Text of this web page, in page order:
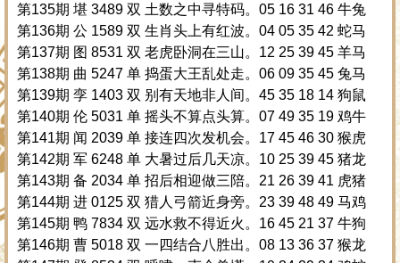
第135期 堪 3489 双 土数之中寻特码。05 16 31 46 牛兔
第136期 公 1589 双 生肖头上有红波。04 05 35 42 蛇马
第137期 图 8531 双 老虎卧洞在三山。12 25 39 45 羊马
第138期 曲 5247 单 捣蛋大王乱处走。06 09 35 45 兔马
第139期 孪 1403 双 别有天地非人间。45 35 18 14 狗鼠
第140期 伦 5031 单 摇头不算点头算。07 49 35 19 鸡牛
第141期 闻 2039 单 接连四次发机会。17 45 46 30 猴虎
第142期 军 6248 单 大暑过后几天凉。10 25 39 45 猪龙
第143期 备 2034 单 招后相迎做三陪。21 26 39 41 虎猪
第144期 进 0125 双 猎人弓箭近身旁。23 39 48 49 马鸡
第145期 鸭 7834 双 远水救不得近火。16 45 21 37 牛狗
第146期 曹 5018 双 一四结合八胜出。08 13 36 37 猴龙